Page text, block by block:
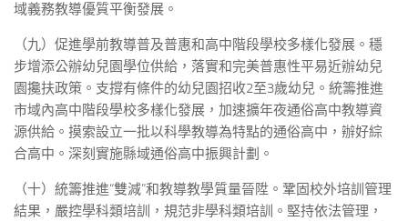
域義務教導優質平衡發展。
（九）促進學前教導普及普惠和高中階段學校多樣化發展。穩
步增添公辦幼兒園學位供給，落實和完美普惠性平易近辦幼兒
園攙扶政策。支撐有條件的幼兒園招收2至3歲幼兒。統籌推進
市域內高中階段學校多樣化發展，加速擴年夜通俗高中教導資
源供給。摸索設立一批以科學教導為特點的通俗高中，辦好綜
合高中。深刻實施縣域通俗高中振興計劃。
（十）統籌推進“雙減”和教導教學質量晉陞。鞏固校外培訓管理
結果，嚴控學科類培訓，規范非學科類培訓。堅持依法管理，